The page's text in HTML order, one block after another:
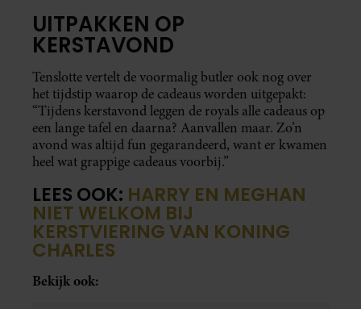
UITPAKKEN OP
KERSTAVOND
Tenslotte vertelt de voormalig butler ook nog over
het tijdstip waarop de cadeaus worden uitgepakt:
“Tijdens kerstavond leggen de royals alle cadeaus op
een lange tafel en daarna? Aanvallen maar. Zo’n
avond was altijd fun gegarandeerd, want er kwamen
heel wat grappige cadeaus voorbij.”
LEES OOK: HARRY EN MEGHAN
NIET WELKOM BIJ
KERSTVIERING VAN KONING
CHARLES
Bekijk ook: